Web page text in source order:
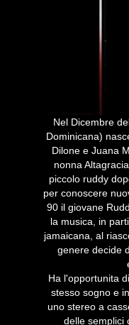
Nel Dicembre
Dominicana)
Dilone e Juana
nonna
piccolo ruddy
per conoscere
90 il giovane
la musica, in
jamaicana, al
genere decide
Ha l'opportunita
stesso sogno e
uno stereo a
delle semplici